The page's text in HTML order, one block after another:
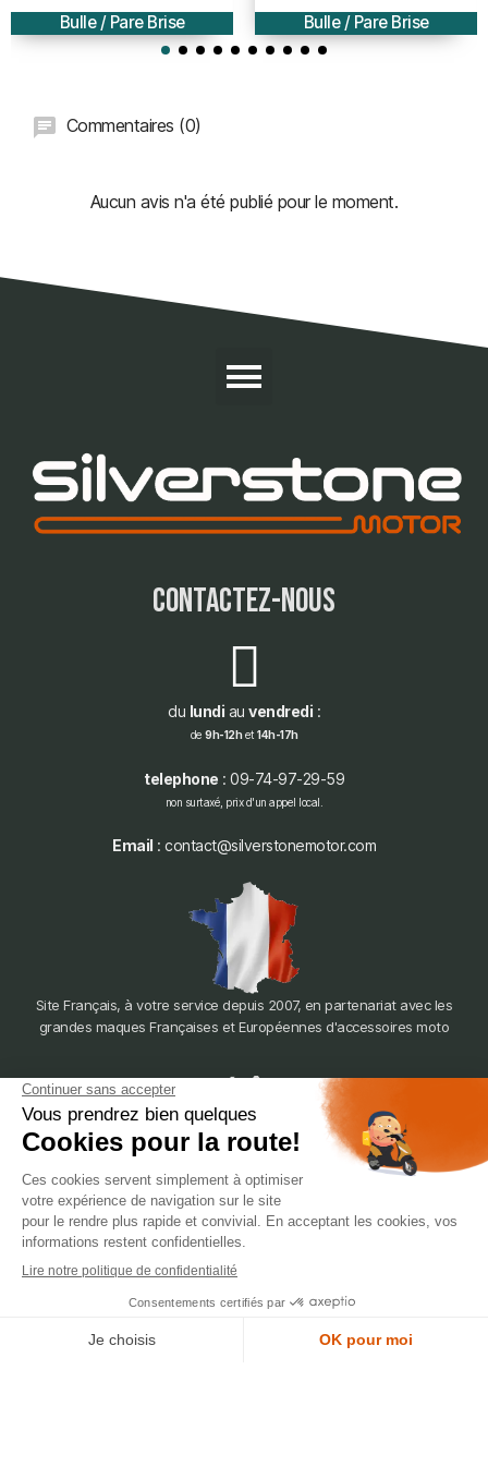
Bulle / Pare Brise Bulle / Pare Brise
Commentaires (0)
Aucun avis n'a été publié pour le moment.
contactez-nous
du lundi au vendredi :
de 9h-12het 14h-17h
telephone : 09-74-97-29-59
non surtaxé, prix d'un appel local.
Email : contact@silverstonemotor.com
Site Français, à votre service depuis 2007, en partenariat avec les
grandes maques Françaises et Européennes d'accessoires moto
388 Av. Charles de Gaulle, 69200 Vénissieux
© 2007-2025 Silverstone Motor